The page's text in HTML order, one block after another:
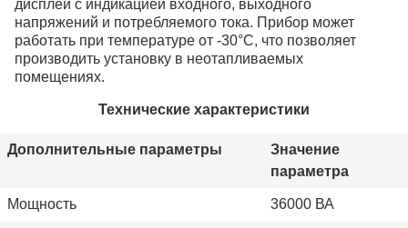
дисплей с индикацией входного, выходного
напряжений и потребляемого тока. Прибор может
работать при температуре от -30°С, что позволяет
производить установку в неотапливаемых
помещениях.
Технические характеристики
Дополнительные параметры
Значение
параметра
Мощность 36000 ВА